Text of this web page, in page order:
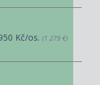
Kč/os. (1 279 €)